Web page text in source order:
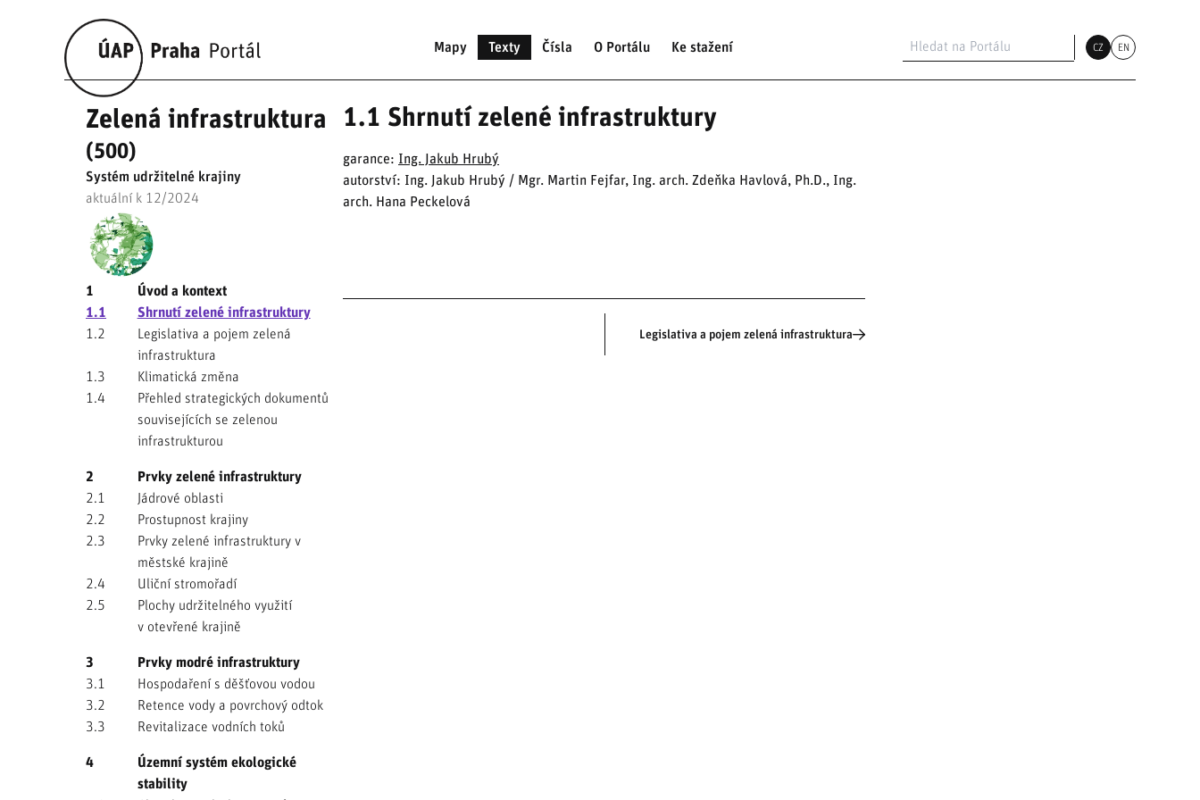
Mapy Texty Čísla O Portálu Ke stažení CZ EN
Zelená infrastruktura
(500)
Systém udržitelné krajiny
aktuální k 12/2024
1
Úvod a kontext
1.1
Shrnutí zelené infrastruktury
1.2
Legislativa a pojem zelená
infrastruktura
1.3
Klimatická změna
1.4
Přehled strategických dokumentů
souvisejících se zelenou
infrastrukturou
2
Prvky zelené infrastruktury
2.1
Jádrové oblasti
2.2
Prostupnost krajiny
2.3
Prvky zelené infrastruktury v
městské krajině
2.4
Uliční stromořadí
2.5
Plochy udržitelného využití
v otevřené krajině
3
Prvky modré infrastruktury
3.1
Hospodaření s děšťovou vodou
3.2
Retence vody a povrchový odtok
3.3
Revitalizace vodních toků
4
Územní systém ekologické
stability
1.1 Shrnutí zelené infrastruktury
garance: Ing. Jakub Hrubý
autorství: Ing. Jakub Hrubý / Mgr. Martin Fejfar, Ing. arch. Zdeňka Havlová, Ph.D., Ing.
arch. Hana Peckelová
Legislativa a pojem zelená infrastruktura